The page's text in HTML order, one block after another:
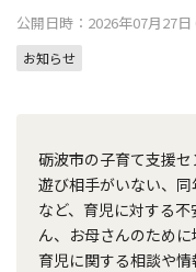
公開日時：2026年07月27日
お知らせ
砺波市の子育て支援
遊び相手がいない、
など、育児に対する
ん、お母さんのために
育児に関する相談や